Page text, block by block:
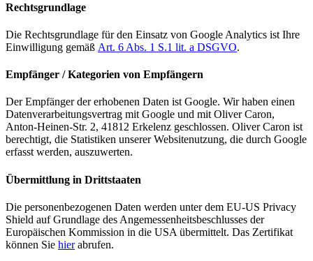
Rechtsgrundlage
Die Rechtsgrundlage für den Einsatz von Google Analytics ist Ihre
Einwilligung gemäß Art. 6 Abs. 1 S.1 lit. a DSGVO.
Empfänger / Kategorien von Empfängern
Der Empfänger der erhobenen Daten ist Google. Wir haben einen
Datenverarbeitungsvertrag mit Google und mit Oliver Caron,
Anton-Heinen-Str. 2, 41812 Erkelenz geschlossen. Oliver Caron ist
berechtigt, die Statistiken unserer Websitenutzung, die durch Google
erfasst werden, auszuwerten.
Übermittlung in Drittstaaten
Die personenbezogenen Daten werden unter dem EU-US Privacy
Shield auf Grundlage des Angemessenheitsbeschlusses der
Europäischen Kommission in die USA übermittelt. Das Zertifikat
können Sie hierabrufen.